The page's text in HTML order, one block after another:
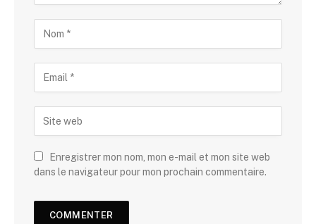
Enregistrer mon nom, mon e-mail et mon site web
dans le navigateur pour mon prochain commentaire.